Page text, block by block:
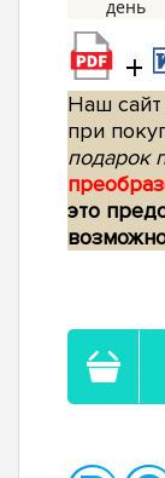
+
Наш сайт
при
подарок
это